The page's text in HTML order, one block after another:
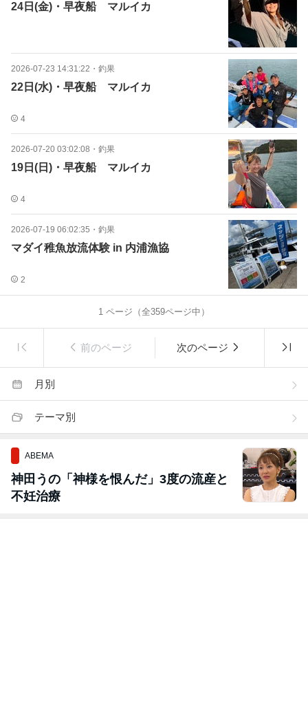
24日(金)・早夜船 マルイカ
2026-07-23 14:31:22 ・ 釣果
22日(水)・早夜船 マルイカ
4
2026-07-20 03:02:08 ・ 釣果
19日(日)・早夜船 マルイカ
4
2026-07-19 06:02:35 ・ 釣果
マダイ稚魚放流体験 in 内浦漁協
2
1 ページ（全359ページ中）
前のページ 次のページ
月別
テーマ別
ABEMA
神田うの「神様を恨んだ」3度の流産と
不妊治療